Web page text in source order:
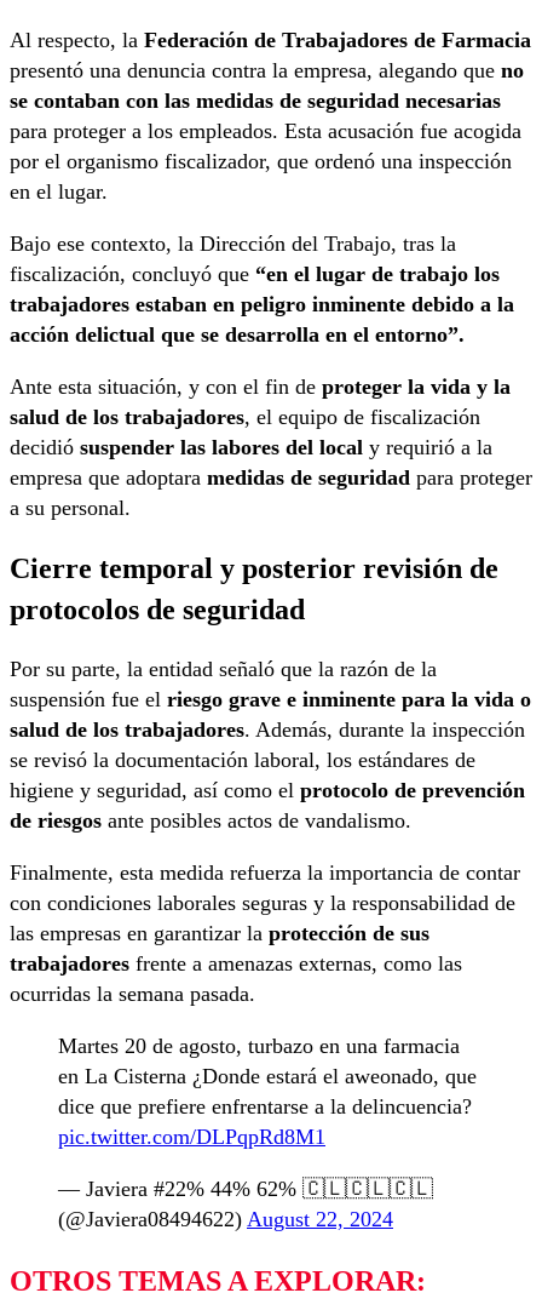
Al respecto, la Federación de Trabajadores de Farmacia
presentó una denuncia contra la empresa, alegando que no
se contaban con las medidas de seguridad necesarias
para proteger a los empleados. Esta acusación fue acogida
por el organismo fiscalizador, que ordenó una inspección
en el lugar.
Bajo ese contexto, la Dirección del Trabajo, tras la
fiscalización, concluyó que “en el lugar de trabajo los
trabajadores estaban en peligro inminente debido a la
acción delictual que se desarrolla en el entorno”.
Ante esta situación, y con el fin de proteger la vida y la
salud de los trabajadores, el equipo de fiscalización
decidió suspender las labores del local y requirió a la
empresa que adoptara medidas de seguridad para proteger
a su personal.
Cierre temporal y posterior revisión de
protocolos de seguridad
Por su parte, la entidad señaló que la razón de la
suspensión fue el riesgo grave e inminente para la vida o
salud de los trabajadores. Además, durante la inspección
se revisó la documentación laboral, los estándares de
higiene y seguridad, así como el protocolo de prevención
de riesgos ante posibles actos de vandalismo.
Finalmente, esta medida refuerza la importancia de contar
con condiciones laborales seguras y la responsabilidad de
las empresas en garantizar la protección de sus
trabajadores frente a amenazas externas, como las
ocurridas la semana pasada.
Martes 20 de agosto, turbazo en una farmacia
en La Cisterna ¿Donde estará el aweonado, que
dice que prefiere enfrentarse a la delincuencia?
pic.twitter.com/DLPqpRd8M1
— Javiera #22% 44% 62% 🇨🇱🇨🇱🇨🇱
(@Javiera08494622) August 22, 2024
OTROS TEMAS A EXPLORAR: